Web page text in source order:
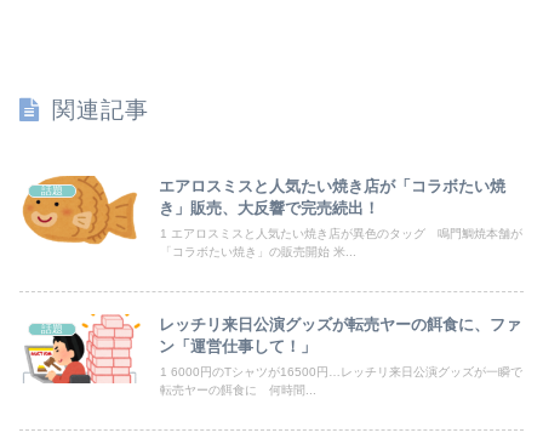
【朗報】見せブラ、流行る。
【動画】うそでしょー！藤沢市で撮影された予測可能割合が気になる事故のドラレコ。
【衝撃】農村地域で育った子どもがアレルギーやぜん息になりにくい『農場効果』を引き起こす細菌が判明
【動画】えちえちﾃﾞｶﾊﾟｲJD2人組、川遊び中にチャラ男にナンパされるｗｗｗｗｗｗｗｗｗｗｗｗｗｗｗｗ
関連記事
話題
エアロスミスと人気たい焼き店が「コラボたい焼
き」販売、大反響で完売続出！
1 エアロスミスと人気たい焼き店が異色のタッグ 鳴門鯛焼本舗が
「コラボたい焼き」の販売開始 米...
話題
レッチリ来日公演グッズが転売ヤーの餌食に、ファ
ン「運営仕事して！」
1 6000円のTシャツが16500円…レッチリ来日公演グッズが一瞬で
転売ヤーの餌食に 何時間...